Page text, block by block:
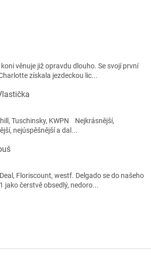
věnuje již opravdu dlouho. Se svojí první
získala jezdeckou lic...
Tuschinsky, KWPN Nejkrásnější,
nejúspěšnější a dal...
Floriscount, westf. Delgado se do našeho
jako čerstvě obsedlý, nedoro...